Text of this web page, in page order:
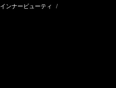
インナービューティ /